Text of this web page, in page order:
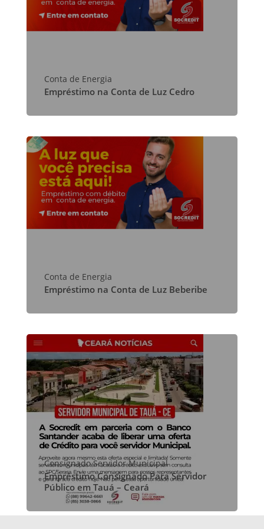
Conta de Energia
Empréstimo na Conta de Luz Cedro
Conta de Energia
Empréstimo na Conta de Luz Beberibe
Consignado Servidor Municipal
Empréstimo Consignado Para Servidor
Público em Tauá – Ceará